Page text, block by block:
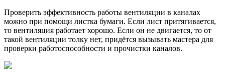
Проверить эффективность работы вентиляции в каналах
можно при помощи листка бумаги. Если лист притягивается,
то вентиляция работает хорошо. Если он не двигается, то от
такой вентиляции толку нет, придётся вызывать мастера для
проверки работоспособности и прочистки каналов.